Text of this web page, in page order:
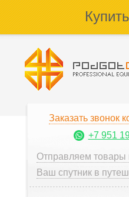
Заказать звонок
+7 951
Отправляем товары
Ваш спутник в